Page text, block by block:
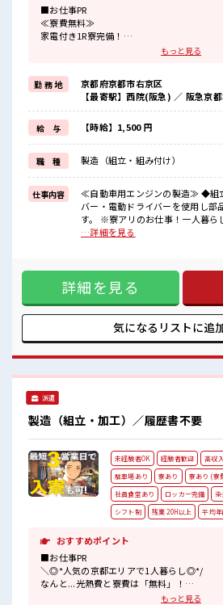
■お仕事PR
≪寮費無料≫
家電付き1R寮完備！
寮費は無料なのでお金貯めたい方にも向いて
高時給+程よい残業で高収入が目指せちゃう♪
≪1R寮完備≫
自宅～職場が遠くても興味があれば安心し
自分で部屋を借りるより安く住めちゃうか
生活に便利な家電付きなので初期費用も節
≪ヘアカラーOKで自由な雰囲気の職場≫
明るすぎたり奇抜でなければ基本的に自由！
(規定有)≪機能的な制服アリ≫
制服があるので毎日の服装の悩み解消♪
≪無料駐車場あり≫
マイカー通勤もOK！
≪食堂あり≫
カフェテリア形式になっていておしゃれで
派手すぎなければ多少のヘアカラーもOK
しっかり休める休憩室あり！
オンオフの切替もできちゃう！
ロッカーあり！
安心してお仕事に集中♪
もっと見る
勤 務 地
京都府京都市右京区
【最寄駅】西院(阪急) ／ 阪急京
給 与 【時給】1,500 円
職 種 製造（組立・組み付け）
仕事内容
≪自動車用エンジンの製造≫ ◆組
バー・電動ドライバーを使用し部
す。 ※寮アリのお仕事！一人暮らしスタートにもピッタリ♪
■お仕事PR ≪寮費無料≫ 家電付き
職場が遠くても興味があれば安心
で部屋を借りるより安く住めちゃ
付きなので初期費用も節約できる
雰囲気の職場≫ 明るすぎたり奇抜
(規定有)≪機能的な制服アリ≫ 制
悩み解消♪ ≪無料駐車場あり≫ マ
豊富★ ■職場の雰囲気 派手すぎなければ多少のヘアカラーも
OKなのはウレシイPoint☆ しっか
オフの切替もできちゃう！ ロッ
…詳細を見る
詳細を見る
気になるリストに追
派遣
製造（組立・加工）／履歴書不要
未経験者OK 経験者歓迎 高収入
駐車場あり
寮あり 寮あり (寮
社員食堂あり
ロッカー完備 染
シフト制
残業 20H以上 平均
おすすめポイント
■お仕事PR
＼◎*人気の京都エリアで1人暮らし◎*/
なんと...光熱費と寮費は「無料」！
もっと見る